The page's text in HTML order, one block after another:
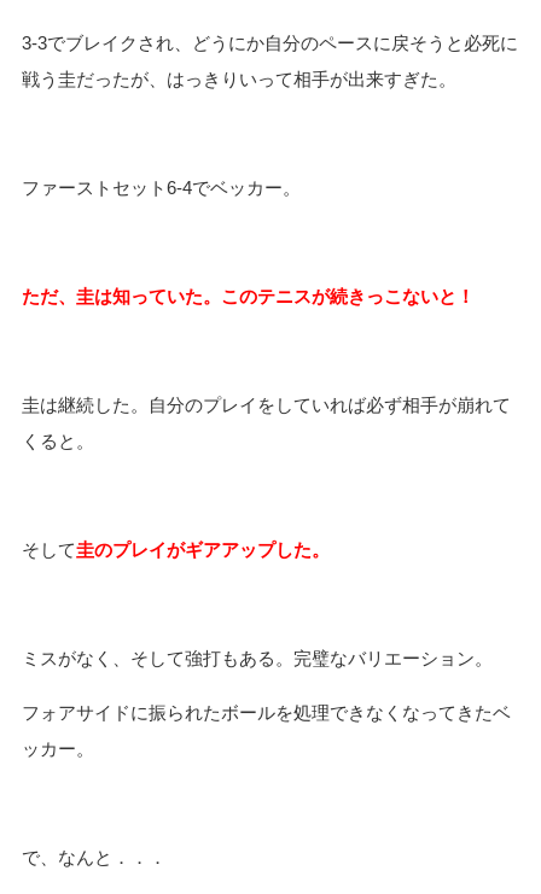
3-3でブレイクされ、どうにか自分のペースに戻そうと必死に
戦う圭だったが、はっきりいって相手が出来すぎた。
ファーストセット6-4でベッカー。
ただ、圭は知っていた。このテニスが続きっこないと！
圭は継続した。自分のプレイをしていれば必ず相手が崩れて
くると。
そして圭のプレイがギアアップした。
ミスがなく、そして強打もある。完璧なバリエーション。
フォアサイドに振られたボールを処理できなくなってきたベ
ッカー。
で、なんと．．．